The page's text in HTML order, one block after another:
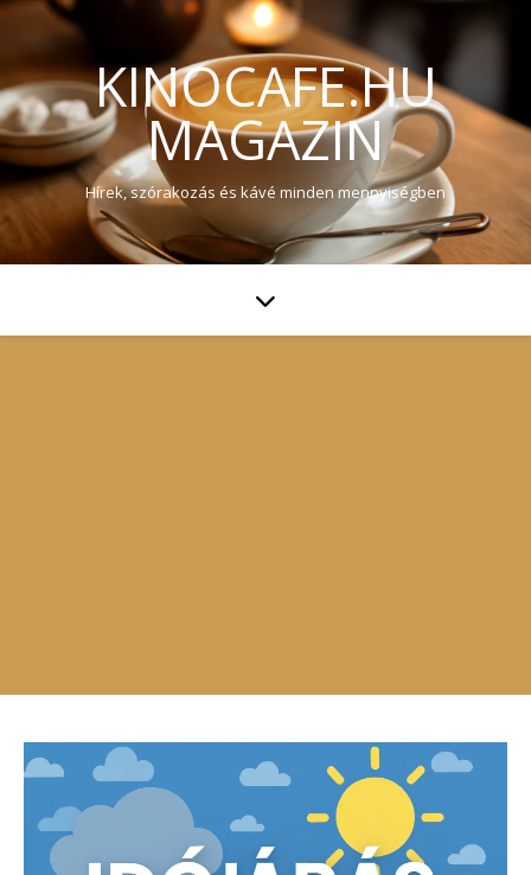
KINOCAFE.HU
MAGAZIN
Hírek, szórakozás és kávé minden mennyiségben